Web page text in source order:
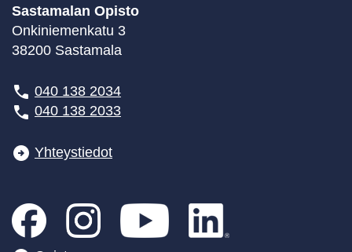
Sastamalan Opisto
Onkiniemenkatu 3
38200 Sastamala
040 138 2034
040 138 2033
Yhteystiedot